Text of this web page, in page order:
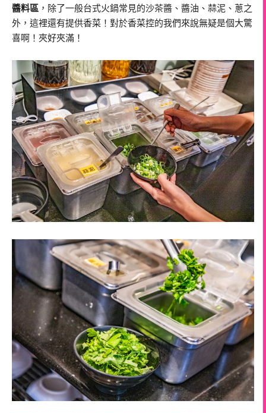
醬料區 ，除了一般台式火鍋常見的沙茶醬、醬油、蒜泥、蔥之
外，這裡還有提供香菜！對於香菜控的我們來說無疑是個大驚
喜啊！夾好夾滿！